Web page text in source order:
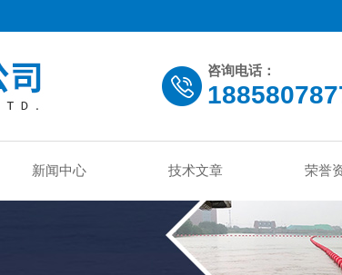
咨询电话：
新闻中心 技术文章 荣誉